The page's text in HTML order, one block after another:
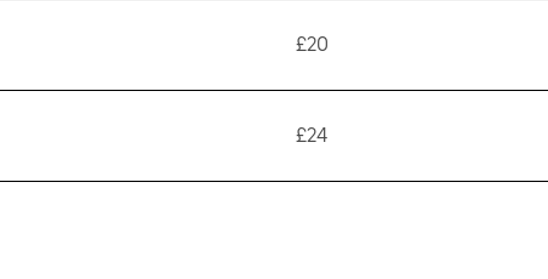
£20
£24